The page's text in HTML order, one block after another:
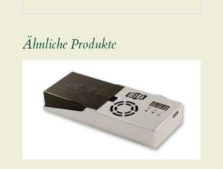
Ähnliche Produkte